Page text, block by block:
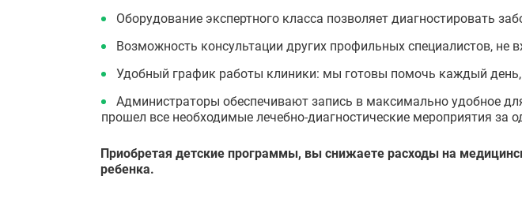
Оборудование экспертного класса позволяет диагностировать
Возможность консультации других профильных специалистов, не
Удобный график работы клиники: мы готовы помочь каждый
Администраторы обеспечивают запись в максимально удобное
прошел все необходимые лечебно-диагностические мероприятия за
Приобретая детские программы, вы снижаете расходы на
ребенка.